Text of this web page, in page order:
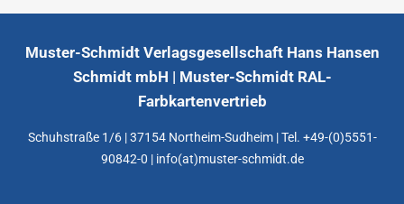
Muster-Schmidt Verlagsgesellschaft Hans Hansen
Schmidt mbH | Muster-Schmidt RAL-
Farbkartenvertrieb
Schuhstraße 1/6 | 37154 Northeim-Sudheim | Tel. +49-(0)5551-
90842-0 | info(at)muster-schmidt.de